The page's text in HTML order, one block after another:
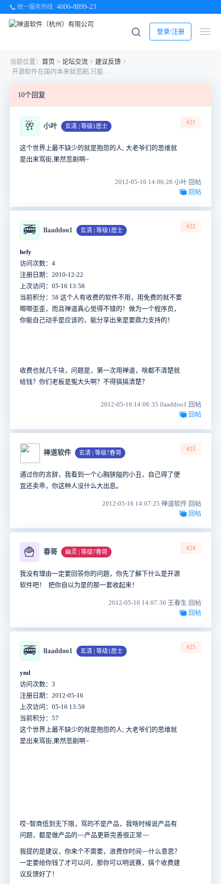
统一服务热线 4006-8899-23
登录/注册
当前位置： 首页 > 论坛交流 > 建议反馈 >
开源软件在国内本来就悲剧,只能卖服务,服务还不好~你们等死呢？昨天要的功能自己搞定,自己动手丰衣足食！
10个回复
🥂 小叶 玄清 | 等级1居士
#21
这个世界上最不缺少的就是抱怨的人; 大老爷们的思维就
是出来骂街,果然悲剧啊~
2012-05-16 14:06:28 小叶 回帖
回帖
🚎 llaaddoo1 玄清 | 等级1居士
#22
hefy
访问次数：4
注册日期：2010-12-22
上次访问：05-16 13:58
当前积分：58 这个人有收费的软件不用，用免费的就不要
唧唧歪歪，而且禅道真心觉得不错的！做为一个程序员，
你能自己动手是应该的，能分享出来是要鼎力支持的！
收费也就几千块，问题是，第一次用禅道，啥都不清楚就
给钱？你们老板是冤大头啊？不得搞搞清楚？
2012-05-16 14:06:35 llaaddoo1 回帖
回帖
禅道软件 玄清 | 等级7春哥
#23
通过你的言辞，我看到一个心胸狭隘的小丑，自己得了便
宜还卖乖，你这种人没什么大出息。
2012-05-16 14:07:25 禅道软件 回帖
回帖
🍟 春哥 幽灵 | 等级7春哥
#24
我没有理由一定要回答你的问题，你先了解下什么是开源
软件吧！ 把你自以为是的那一套收起来！
2012-05-16 14:07:36 王春生 回帖
回帖
🚎 llaaddoo1 玄清 | 等级1居士
#25
yml
访问次数：3
注册日期：2012-05-16
上次访问：05-16 13:59
当前积分：57
这个世界上最不缺少的就是抱怨的人; 大老爷们的思维就
是出来骂街,果然悲剧啊~
哎~智商低到无下限，骂的不是产品，我啥时候说产品有
问题，都是做产品的~~产品更新完善很正常~~
我提的是建议，你来个不需要，浪费你时间~~什么意思？
一定要给你钱了才可以问，那你可以明说赛，搞个收费建
议反馈好了！